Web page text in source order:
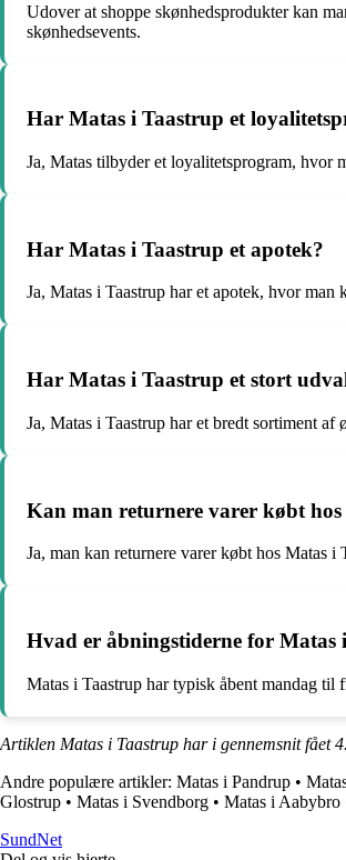
Udover at shoppe skønhedsprodukter kan
skønhedsevents.
Har Matas i Taastrup et
Ja, Matas tilbyder et loyalitetsprogram, hvor
Har Matas i Taastrup et apotek?
Ja, Matas i Taastrup har et apotek, hvor
Har Matas i Taastrup et stort
Ja, Matas i Taastrup har et bredt sortiment
Kan man returnere varer købt
Ja, man kan returnere varer købt hos Matas
Hvad er åbningstiderne for Matas
Matas i Taastrup har typisk åbent mandag
Artiklen Matas i Taastrup har i gennemsnit fået
Andre populære artikler: Matas i Pandrup •
Glostrup • Matas i Svendborg • Matas i Aabybro
SundNet